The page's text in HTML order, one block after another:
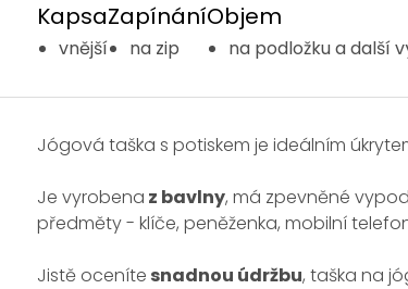
Kapsa
vnější
Zapínání
na zip
Objem
na podložku a další
Jógová taška s potiskem je ideálním
Je vyrobena z bavlny, má zpevněné
předměty - klíče, peněženka, mobilní
Jistě oceníte snadnou údržbu, taška na